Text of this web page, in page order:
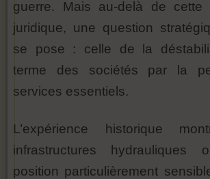
guerre. Mais au-delà de cette
juridique, une question
se pose : celle de la
terme des sociétés par la
services essentiels.
L’expérience historique
infrastructures hydrauliques
position particulièrement